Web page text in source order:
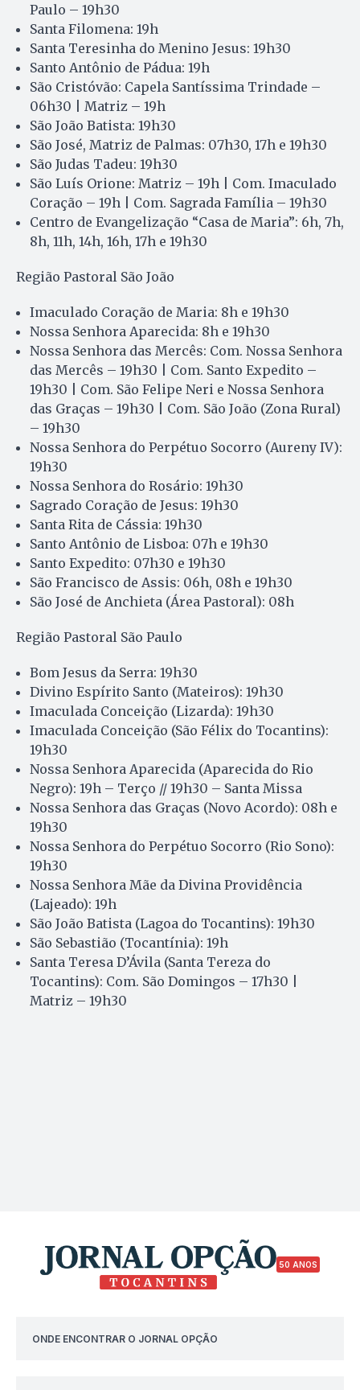
Paulo – 19h30
Santa Filomena: 19h
Santa Teresinha do Menino Jesus: 19h30
Santo Antônio de Pádua: 19h
São Cristóvão: Capela Santíssima Trindade –
06h30 | Matriz – 19h
São João Batista: 19h30
São José, Matriz de Palmas: 07h30, 17h e 19h30
São Judas Tadeu: 19h30
São Luís Orione: Matriz – 19h | Com. Imaculado
Coração – 19h | Com. Sagrada Família – 19h30
Centro de Evangelização “Casa de Maria”: 6h, 7h,
8h, 11h, 14h, 16h, 17h e 19h30
Região Pastoral São João
Imaculado Coração de Maria: 8h e 19h30
Nossa Senhora Aparecida: 8h e 19h30
Nossa Senhora das Mercês: Com. Nossa Senhora
das Mercês – 19h30 | Com. Santo Expedito –
19h30 | Com. São Felipe Neri e Nossa Senhora
das Graças – 19h30 | Com. São João (Zona Rural)
– 19h30
Nossa Senhora do Perpétuo Socorro (Aureny IV):
19h30
Nossa Senhora do Rosário: 19h30
Sagrado Coração de Jesus: 19h30
Santa Rita de Cássia: 19h30
Santo Antônio de Lisboa: 07h e 19h30
Santo Expedito: 07h30 e 19h30
São Francisco de Assis: 06h, 08h e 19h30
São José de Anchieta (Área Pastoral): 08h
Região Pastoral São Paulo
Bom Jesus da Serra: 19h30
Divino Espírito Santo (Mateiros): 19h30
Imaculada Conceição (Lizarda): 19h30
Imaculada Conceição (São Félix do Tocantins):
19h30
Nossa Senhora Aparecida (Aparecida do Rio
Negro): 19h – Terço // 19h30 – Santa Missa
Nossa Senhora das Graças (Novo Acordo): 08h e
19h30
Nossa Senhora do Perpétuo Socorro (Rio Sono):
19h30
Nossa Senhora Mãe da Divina Providência
(Lajeado): 19h
São João Batista (Lagoa do Tocantins): 19h30
São Sebastião (Tocantínia): 19h
Santa Teresa D’Ávila (Santa Tereza do
Tocantins): Com. São Domingos – 17h30 |
Matriz – 19h30
50 ANOS
ONDE ENCONTRAR O JORNAL OPÇÃO